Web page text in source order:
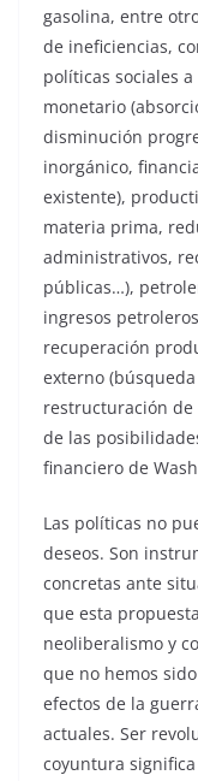
gasolina, entre
de ineficiencias,
políticas sociales
monetario
disminución
inorgánico,
existente),
materia prima,
administrativos,
públicas…),
ingresos
recuperación
externo
restructuración de
de las
financiero de
Las políticas no
deseos. Son
concretas ante
que esta
neoliberalismo y
que no hemos
efectos de la
actuales. Ser
coyuntura